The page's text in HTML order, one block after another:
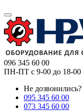
096 345 60 00
ПН-ПТ с 9-00 до 18-00
Не дозвонились?
095 345 60 00
073 345 60 00